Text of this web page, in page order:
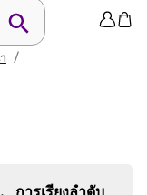
/
การเรียงลำดับ